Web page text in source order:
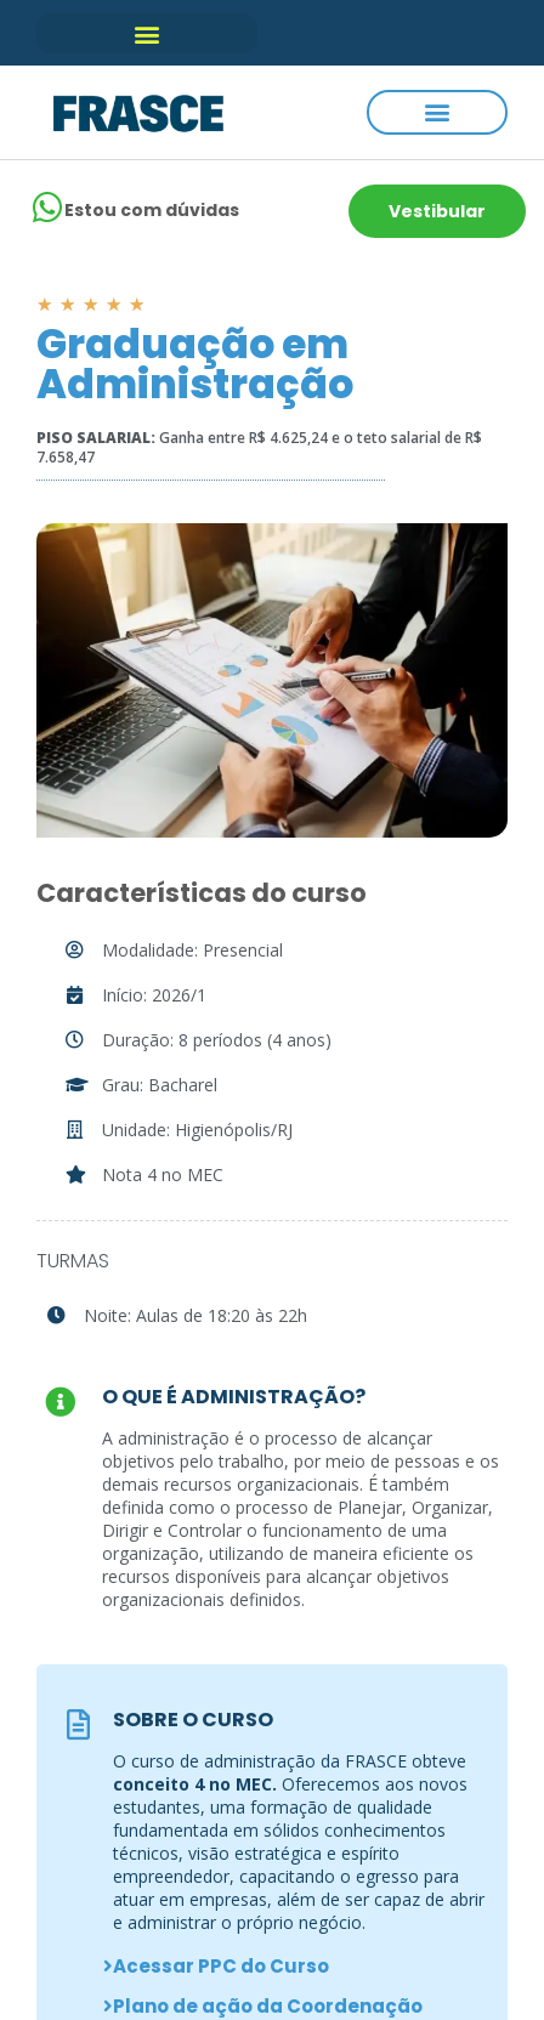
Estou com dúvidas Vestibular
★ ★ ★ ★ ★
Graduação em
Administração
PISO SALARIAL:Ganha entre R$ 4.625,24 e o teto salarial de R$
7.658,47
Características do curso
Modalidade: Presencial
Início: 2026/1
Duração: 8 períodos (4 anos)
Grau: Bacharel
Unidade: Higienópolis/RJ
Nota 4 no MEC
TURMAS
Noite: Aulas de 18:20 às 22h
O QUE É ADMINISTRAÇÃO?
A administração é o processo de alcançar
objetivos pelo trabalho, por meio de pessoas e os
demais recursos organizacionais. É também
definida como o processo de Planejar, Organizar,
Dirigir e Controlar o funcionamento de uma
organização, utilizando de maneira eficiente os
recursos disponíveis para alcançar objetivos
organizacionais definidos.
SOBRE O CURSO
O curso de administração da FRASCE obteve
conceito 4 no MEC. Oferecemos aos novos
estudantes, uma formação de qualidade
fundamentada em sólidos conhecimentos
técnicos, visão estratégica e espírito
empreendedor, capacitando o egresso para
atuar em empresas, além de ser capaz de abrir
e administrar o próprio negócio.
Acessar PPC do Curso
Plano de ação da Coordenação